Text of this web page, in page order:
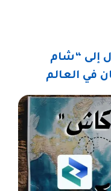
إلى “شام
في العالم